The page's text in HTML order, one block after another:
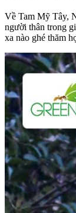
Về Tam Mỹ Tây,
người thân trong
xa nào ghé thăm